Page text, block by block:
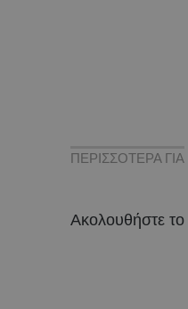
ΠΕΡΙΣΣΟΤΕΡΑ ΓΙΑ
Ακολουθήστε το